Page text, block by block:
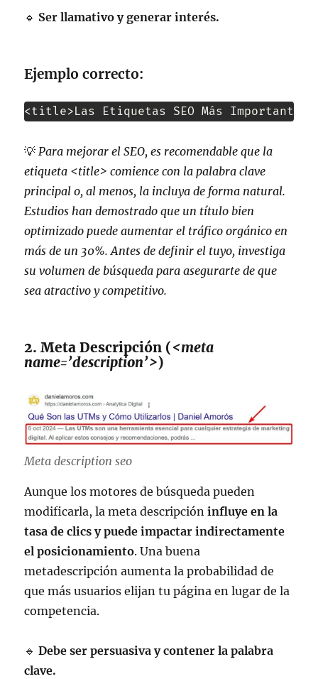
🔹 Ser llamativo y generar interés.
Ejemplo correcto:
<title>Las Etiquetas SEO Más
💡 Para mejorar el SEO, es recomendable que la
etiqueta <title> comience con la palabra clave
principal o, al menos, la incluya de forma natural.
Estudios han demostrado que un título bien
optimizado puede aumentar el tráfico orgánico en
más de un 30%. Antes de definir el tuyo, investiga
su volumen de búsqueda para asegurarte de que
sea atractivo y competitivo.
2. Meta Descripción (<meta
name=’description’>)
Meta description seo
Aunque los motores de búsqueda pueden
modificarla, la meta descripcióninfluye en la
tasa de clics y puede impactar indirectamente
el posicionamiento. Una buena
metadescripción aumenta la probabilidad de
que más usuarios elijan tu página en lugar de la
competencia.
🔹Debe ser persuasiva y contener la palabra
clave.